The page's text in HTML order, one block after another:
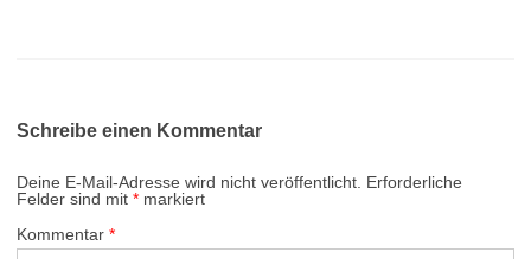
Schreibe einen Kommentar
Deine E-Mail-Adresse wird nicht veröffentlicht. Erforderliche
Felder sind mit * markiert
Kommentar *